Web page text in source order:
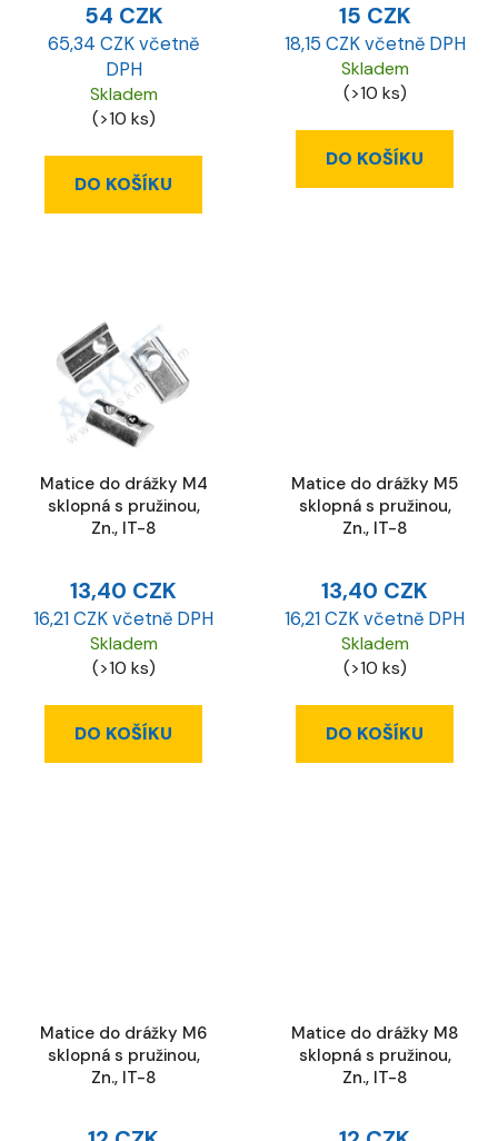
54 CZK
65,34 CZK včetně
DPH
Skladem
(>10 ks)
DO KOŠÍKU
15 CZK
18,15 CZK včetně DPH
Skladem
(>10 ks)
DO KOŠÍKU
Matice do drážky M4
sklopná s pružinou,
Zn., IT-8
13,40 CZK
16,21 CZK včetně DPH
Skladem
(>10 ks)
DO KOŠÍKU
Matice do drážky M5
sklopná s pružinou,
Zn., IT-8
13,40 CZK
16,21 CZK včetně DPH
Skladem
(>10 ks)
DO KOŠÍKU
Matice do drážky M6
sklopná s pružinou,
Zn., IT-8
Matice do drážky M8
sklopná s pružinou,
Zn., IT-8